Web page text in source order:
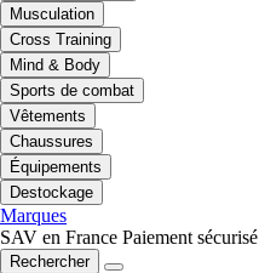
Musculation
Cross Training
Mind & Body
Sports de combat
Vêtements
Chaussures
Équipements
Destockage
Marques
SAV en France Paiement sécurisé
Rechercher